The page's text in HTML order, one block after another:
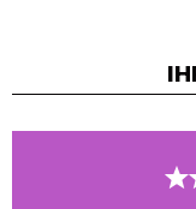
Seine innovative
Seine Formel ist
sein Spender
Produktmenge zu